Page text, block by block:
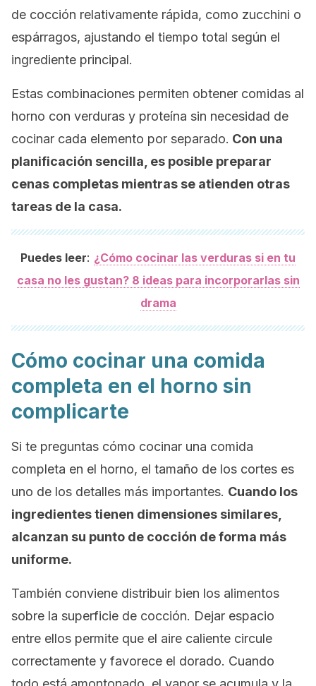
de cocción relativamente rápida, como zucchini o
espárragos, ajustando el tiempo total según el
ingrediente principal.
Estas combinaciones permiten obtener comidas al
horno con verduras y proteína sin necesidad de
cocinar cada elemento por separado. Con una
planificación sencilla, es posible preparar
cenas completas mientras se atienden otras
tareas de la casa.
Puedes leer: ¿Cómo cocinar las verduras si en tu
casa no les gustan? 8 ideas para incorporarlas sin
drama
Cómo cocinar una comida
completa en el horno sin
complicarte
Si te preguntas cómo cocinar una comida
completa en el horno, el tamaño de los cortes es
uno de los detalles más importantes. Cuando los
ingredientes tienen dimensiones similares,
alcanzan su punto de cocción de forma más
uniforme.
También conviene distribuir bien los alimentos
sobre la superficie de cocción. Dejar espacio
entre ellos permite que el aire caliente circule
correctamente y favorece el dorado. Cuando